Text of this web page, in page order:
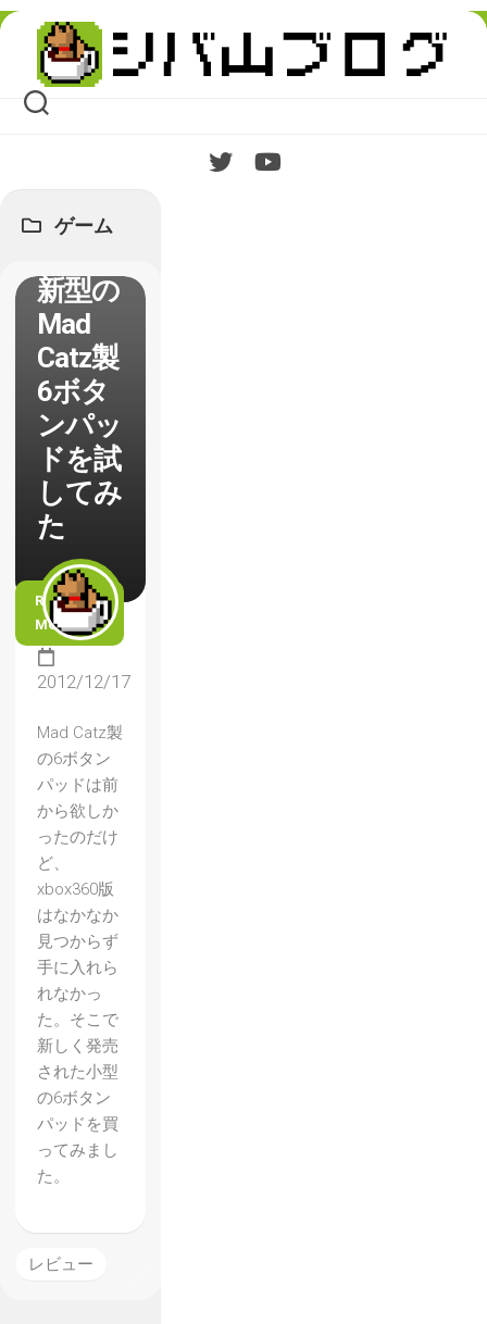
Skip
content
ゲーム
小さく
新型の
Mad
Catz製
6ボタ
ンパッ
ドを試
してみ
た
READ
MORE
2012/12/17
Mad Catz製
の6ボタン
パッドは前
から欲しか
ったのだけ
ど、
xbox360版
はなかなか
見つからず
手に入れら
れなかっ
た。そこで
新しく発売
された小型
の6ボタン
パッドを買
ってみまし
た。
レビュー
【メタ
ルギア
ライジ
ング】
体験版
が配信
された